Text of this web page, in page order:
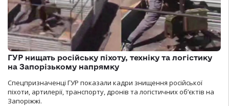
ГУР нищать російську піхоту, техніку та логістику
на Запорізькому напрямку
Спецпризначенці ГУР показали кадри знищення російської
піхоти, артилерії, транспорту, дронів та логістичних об’єктів на
Запоріжжі.